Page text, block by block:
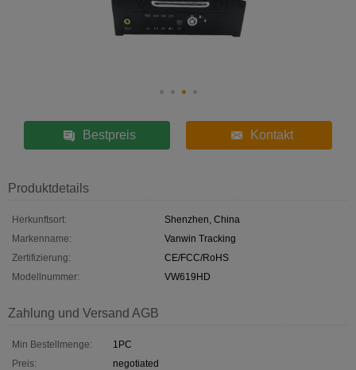
Bestpreis Kontakt
Produktdetails
Herkunftsort:
Shenzhen, China
Markenname:
Vanwin Tracking
Zertifizierung:
CE/FCC/RoHS
Modellnummer:
VW619HD
Zahlung und Versand AGB
Min Bestellmenge:
1PC
Preis:
negotiated